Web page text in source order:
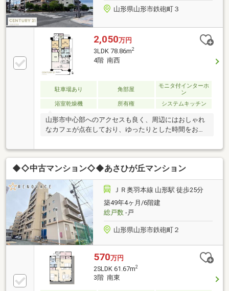
山形県山形市鉄砲町３
2,050万円
3LDK 78.86m2
4階 南西
駐車場あり 角部屋
モニタ付インターホ
ン
浴室乾燥機
所有権 システムキッチン
山形市中心部へのアクセスも良く、周辺にはおしゃれ
なカフェが点在しており、ゆったりとした時間をお過
◆◇中古マンション◇◆あさひが丘マンション
ＪＲ奥羽本線 山形駅 徒歩25分
築49年4ヶ月/6階建
総戸数-戸
山形県山形市鉄砲町２
570万円
2SLDK 61.67m2
3階 南東